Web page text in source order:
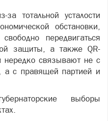
тотальной усталости
обстановки,
передвигаться
защиты, а также QR-
связывают не с
а с правящей партией и
выборы